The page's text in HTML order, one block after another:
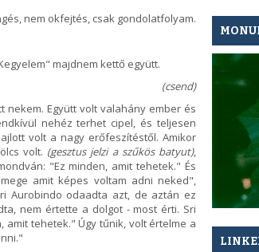
nem okfejtés, csak gondolatfolyam.
majdnem kettő együtt.
(csend)
Együtt volt valahány ember és
nehéz terhet cipel, és teljesen
volt a nagy erőfeszítéstől. Amikor
volt. (gesztus jelzi a szűkös batyut),
"Ez minden, amit tehetek." És
amit képes voltam adni neked",
Aurobindo odaadta azt, de aztán ez
nem értette a dolgot - most érti. Sri
tehetek." Úgy tűnik, volt értelme a